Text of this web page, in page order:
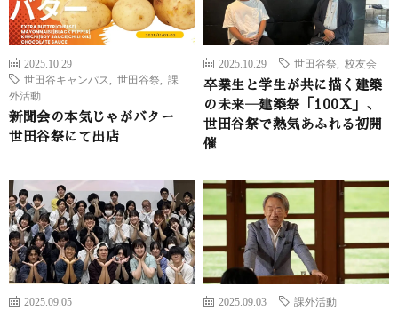
2025.10.29
世田谷キャンパス
世田谷祭
課
外活動
新聞会の本気じゃがバター
世田谷祭にて出店
2025.10.29 世田谷祭 校友会
卒業生と学生が共に描く建築
の未来―建築祭「100X」、
世田谷祭で熱気あふれる初開
催
2025.09.05
2025.09.03 課外活動